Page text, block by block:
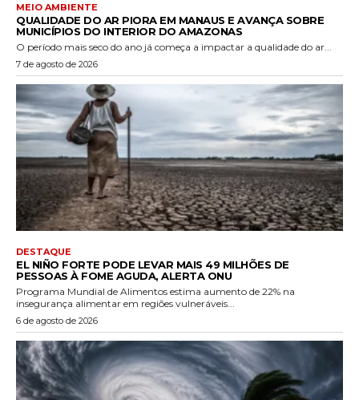
MEIO AMBIENTE
QUALIDADE DO AR PIORA EM MANAUS E AVANÇA SOBRE
MUNICÍPIOS DO INTERIOR DO AMAZONAS
O período mais seco do ano já começa a impactar a qualidade do ar...
7 de agosto de 2026
DESTAQUE
EL NIÑO FORTE PODE LEVAR MAIS 49 MILHÕES DE
PESSOAS À FOME AGUDA, ALERTA ONU
Programa Mundial de Alimentos estima aumento de 22% na
insegurança alimentar em regiões vulneráveis...
6 de agosto de 2026